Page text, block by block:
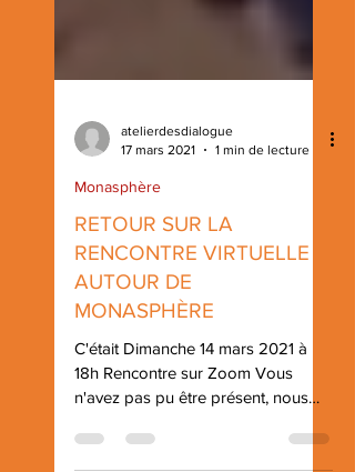
atelierdesdialogue
17 mars 2021
1 min de lecture
Monasphère
RETOUR SUR LA
RENCONTRE VIRTUELLE
AUTOUR DE
MONASPHÈRE
18h Rencontre sur Zoom Vous